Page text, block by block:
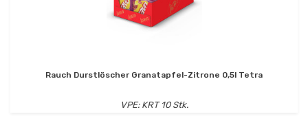
Rauch Durstlöscher Granatapfel-Zitrone 0,5l Tetra
VPE: KRT 10 Stk.